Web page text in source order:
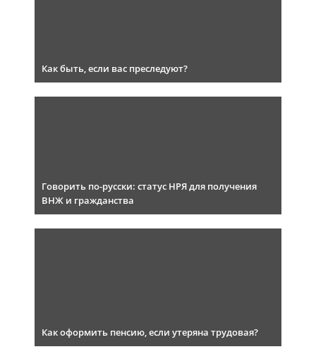
Как быть, если вас преследуют?
Говорить по-русски: статус НРЯ для получения
ВНЖ и гражданства
Как оформить пенсию, если утеряна трудовая?